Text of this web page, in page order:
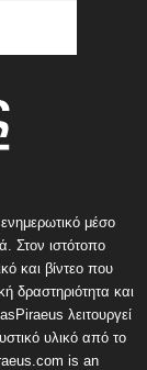
μέσο
Στον ιστότοπο
και βίντεο που
δραστηριότητα και
λειτουργεί
υλικό από το
is an